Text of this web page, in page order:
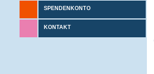
SPENDENKONTO
KONTAKT